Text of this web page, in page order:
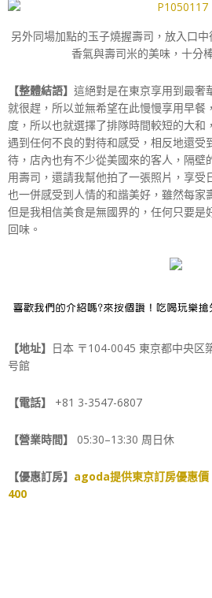
另外同場加點的玉子燒握壽司，放入口
香氣與壽司米的美味，十分
【整體結語】 這絕對是在東京享用到最奢
就很趕，所以並無希望在此慢慢享用早餐
度，所以也就選擇了排隊時間較短的大和
遇到任何不良的對待和感受，相反地還受
待，店內也有不少從美國來的客人，隔壁
用壽司，還請我幫他拍了一張照片，享受
也一併感受到人情的和諧美好，雖然每家
但是我相信美食是無國界的，任何只要是
回味。
【地址】 日本 〒104-0045 東京都中央区
号館
【電話】 +81 3-3547-6807
【營業時間】 05:30–13:30 周日休
【優惠訂房】 agoda提供東京訂房優惠價
400